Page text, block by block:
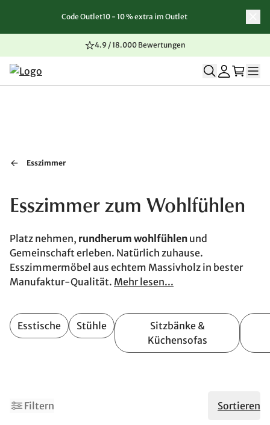
Zum Inhalt springen
Zur Navigation springen
Zum Seitenende springen
Code Outlet10 - 10 % extra im Outlet
4.9 / 18.000 Bewertungen
Esszimmer
Esszimmer zum Wohlfühlen
Platz nehmen, rundherum wohlfühlen und
Gemeinschaft erleben. Natürlich zuhause.
Esszimmermöbel aus echtem Massivholz in bester
Manufaktur-Qualität. Mehr lesen...
Esstische Stühle
Sitzbänke &
Küchensofas
Filtern Sortieren
1